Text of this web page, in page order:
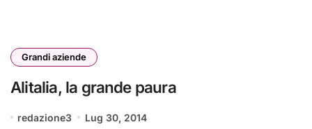
Grandi aziende
Alitalia, la grande paura
redazione3 Lug 30, 2014